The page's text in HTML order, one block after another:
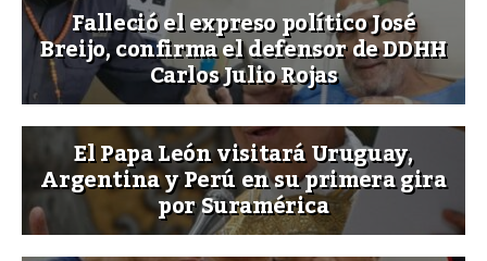
Falleció el expreso político José
Breijo, confirma el defensor de DDHH
Carlos Julio Rojas
El Papa León visitará Uruguay,
Argentina y Perú en su primera gira
por Suramérica